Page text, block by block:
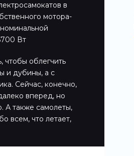
в
мотора-
Вт
чтобы облегчить
и дубины, а с
Сейчас, конечно,
вперед, но
А также самолеты,
всем, что летает,